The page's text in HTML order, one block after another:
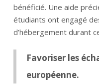
bénéficié. Une aide
étudiants ont engagé
d’hébergement durant
Favoriser les
européenne.